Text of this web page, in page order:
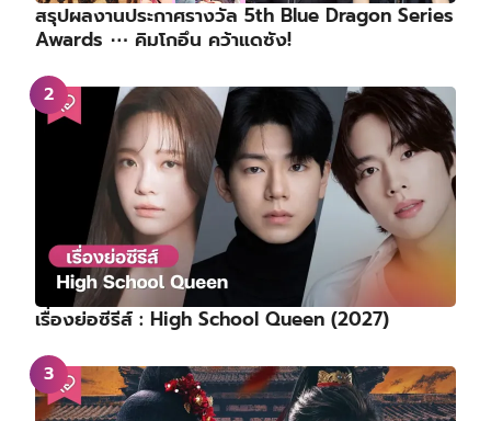
สรุปผลงานประกาศรางวัล 5th Blue Dragon Series
Awards ⋯ คิมโกอึน คว้าแดซัง!
เรื่องย่อซีรีส์ : High School Queen (2027)